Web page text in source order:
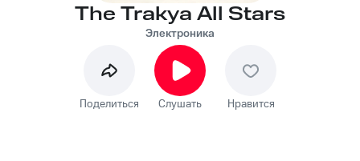
The Trakya All Stars
Электроника
Поделиться Слушать Нравится